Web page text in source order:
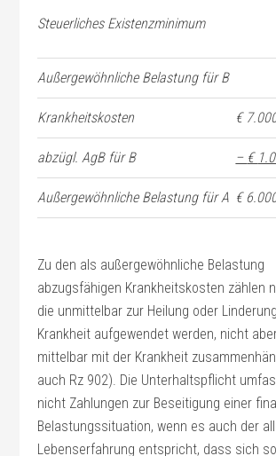
Steuerliches Existenzminimum
Außergewöhnliche Belastung für B
Krankheitskosten €
abzügl. AgB für B – €
Außergewöhnliche Belastung für A €
Zu den als außergewöhnliche Belastung
abzugsfähigen Krankheitskosten zählen
die unmittelbar zur Heilung oder
Krankheit aufgewendet werden, nicht
mittelbar mit der Krankheit
auch Rz 902). Die Unterhaltspflicht
nicht Zahlungen zur Beseitigung einer
Belastungssituation, wenn es auch der
Lebenserfahrung entspricht, dass sich